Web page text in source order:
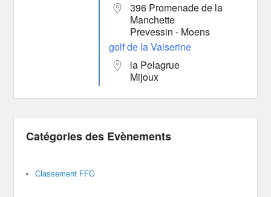
396 Promenade de la
Manchette
Prevessin - Moens
golf de la Valserine
la Pelagrue
Mijoux
Catégories des Evènements
Classement FFG